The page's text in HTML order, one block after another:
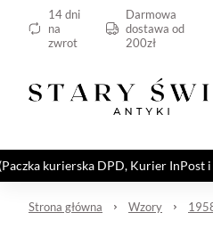
14 dni
na
zwrot
Darmowa
dostawa od
200zł
kurierska DPD, Kurier InPost
Strona główna Wzory